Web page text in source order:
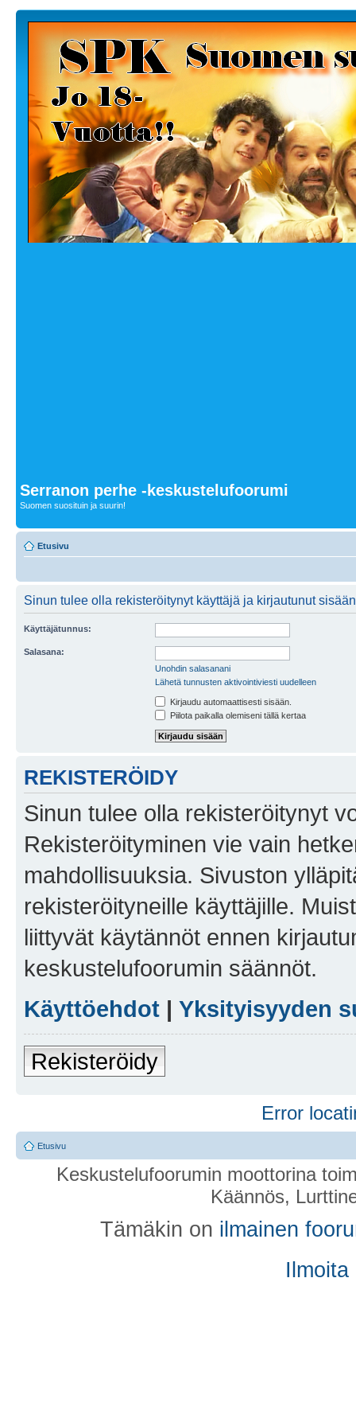
Serranon perhe -keskustelufoorumi
Suomen suosituin ja suurin!
Etusivu
Sinun tulee olla rekisteröitynyt käyttäjä ja kirjautunut
Käyttäjätunnus:
Salasana:
Unohdin salasanani
Lähetä tunnusten aktivointiviesti uudelleen
Kirjaudu automaattisesti sisään.
Piilota paikalla olemiseni tällä kertaa
REKISTERÖIDY
Sinun tulee olla rekisteröitynyt
Rekisteröityminen vie vain
mahdollisuuksia. Sivuston
rekisteröityneille käyttäjille.
liittyvät käytännöt ennen
keskustelufoorumin säännöt.
Käyttöehdot | Yksityisyyden
Rekisteröidy
Error
Etusivu
Keskustelufoorumin moottorina
Käännös,
Tämäkin on ilmainen